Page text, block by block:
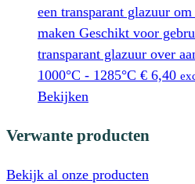
een transparant glazuur
maken Geschikt voor
transparant glazuur over
1000°C - 1285°C € 6,40
Bekijken
Verwante producten
Bekijk al onze producten